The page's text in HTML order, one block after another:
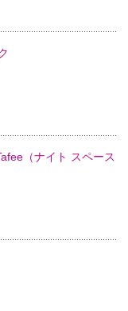
（ナイト スペース